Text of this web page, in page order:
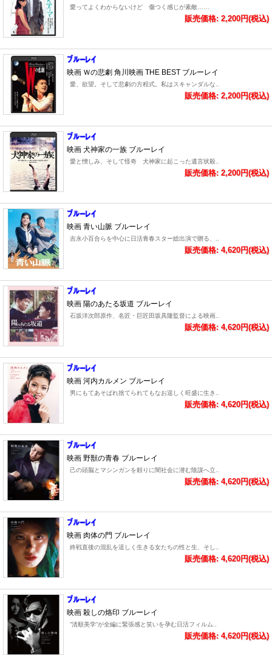
愛ってよくわからないけど 傷つく感じが素敵……
販売価格: 2,200円(税込)
映画 Ｗの悲劇 角川映画 THE BEST ブルーレイ
愛、欲望。そして悲劇の方程式。私はスキャンダルな..
販売価格: 2,200円(税込)
映画 犬神家の一族 ブルーレイ
愛と憎しみ、そして怪奇 犬神家に起こった遺言状殺..
販売価格: 2,200円(税込)
映画 青い山脈 ブルーレイ
吉永小百合らを中心に日活青春スター総出演で贈る、..
販売価格: 4,620円(税込)
映画 陽のあたる坂道 ブルーレイ
石坂洋次郎原作、名匠・巨匠田坂具隆監督による映画..
販売価格: 4,620円(税込)
映画 河内カルメン ブルーレイ
男にもてあそばれ捨てられてもなお逞しく旺盛に生き..
販売価格: 4,620円(税込)
映画 野獣の青春 ブルーレイ
己の頭脳とマシンガンを頼りに闇社会に潜む陰謀へ立..
販売価格: 4,620円(税込)
映画 肉体の門 ブルーレイ
終戦直後の混乱を逞しく生きる女たちの性と生、そし..
販売価格: 4,620円(税込)
映画 殺しの烙印 ブルーレイ
”清順美学”が全編に緊張感と笑いを孕む日活フィルム..
販売価格: 4,620円(税込)